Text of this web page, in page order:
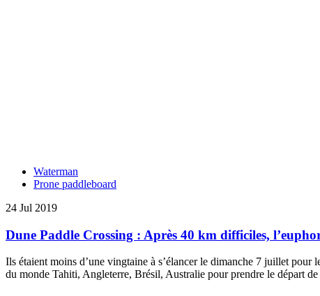
Waterman
Prone paddleboard
24 Jul 2019
Dune Paddle Crossing : Après 40 km difficiles,
Ils étaient moins d’une vingtaine à s’élancer le dimanche 7 juillet
du monde Tahiti, Angleterre, Brésil, Australie pour prendre le départ